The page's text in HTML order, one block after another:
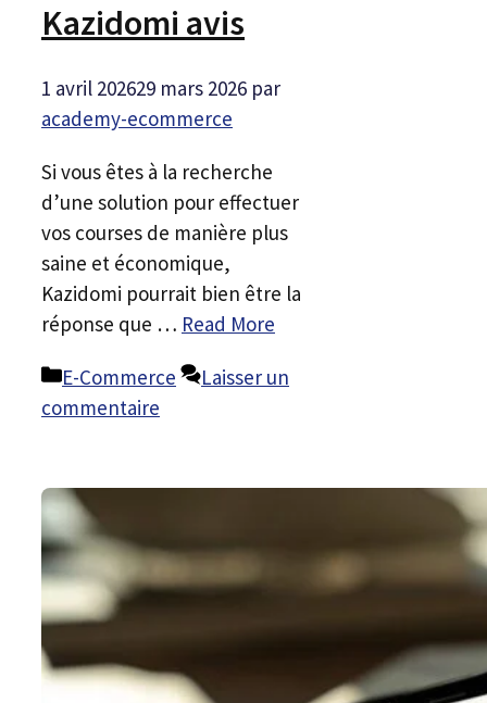
Kazidomi avis
1 avril 202629 mars 2026 par
academy-ecommerce
Si vous êtes à la recherche
d’une solution pour effectuer
vos courses de manière plus
saine et économique,
Kazidomi pourrait bien être la
réponse que … Read More
Catégories
E-Commerce
Laisser un
commentaire